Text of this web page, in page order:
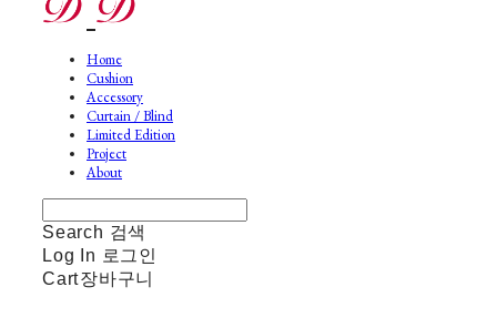
Home
Cushion
Accessory
Curtain / Blind
Limited Edition
Project
About
Search 검색
Log In 로그인
Cart장바구니